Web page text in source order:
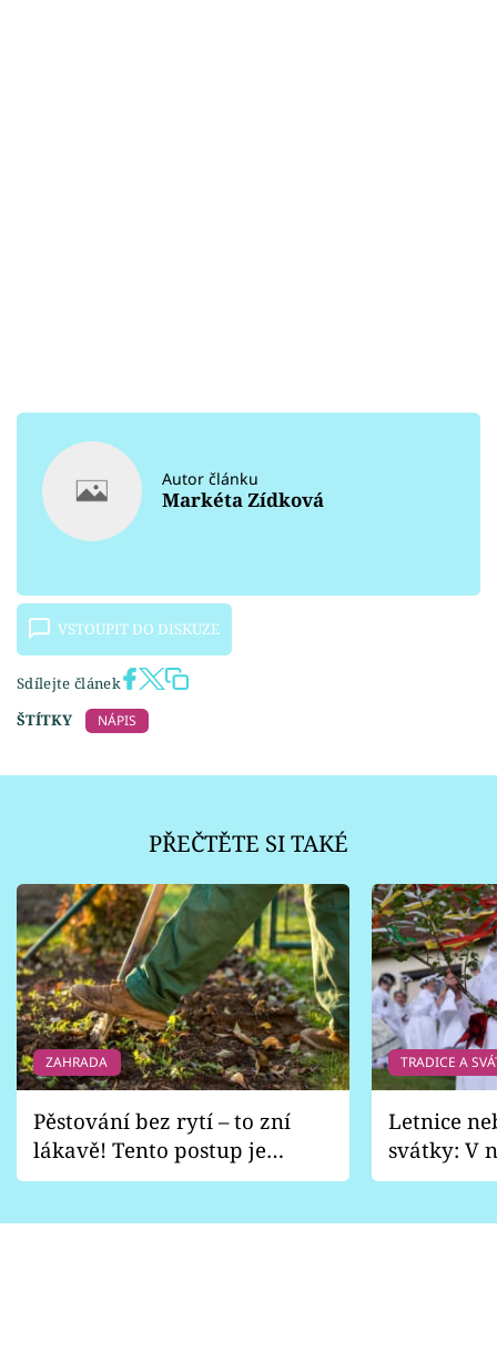
Autor článku
Markéta Zídková
VSTOUPIT DO DISKUZE
Sdílejte článek
ŠTÍTKY
NÁPIS
PŘEČTĚTE SI TAKÉ
ZAHRADA
Pěstování bez rytí – to zní
lákavě! Tento postup je
vhodný jen pro některé
TRADICE A
Letnice
svátky: V
pondělí